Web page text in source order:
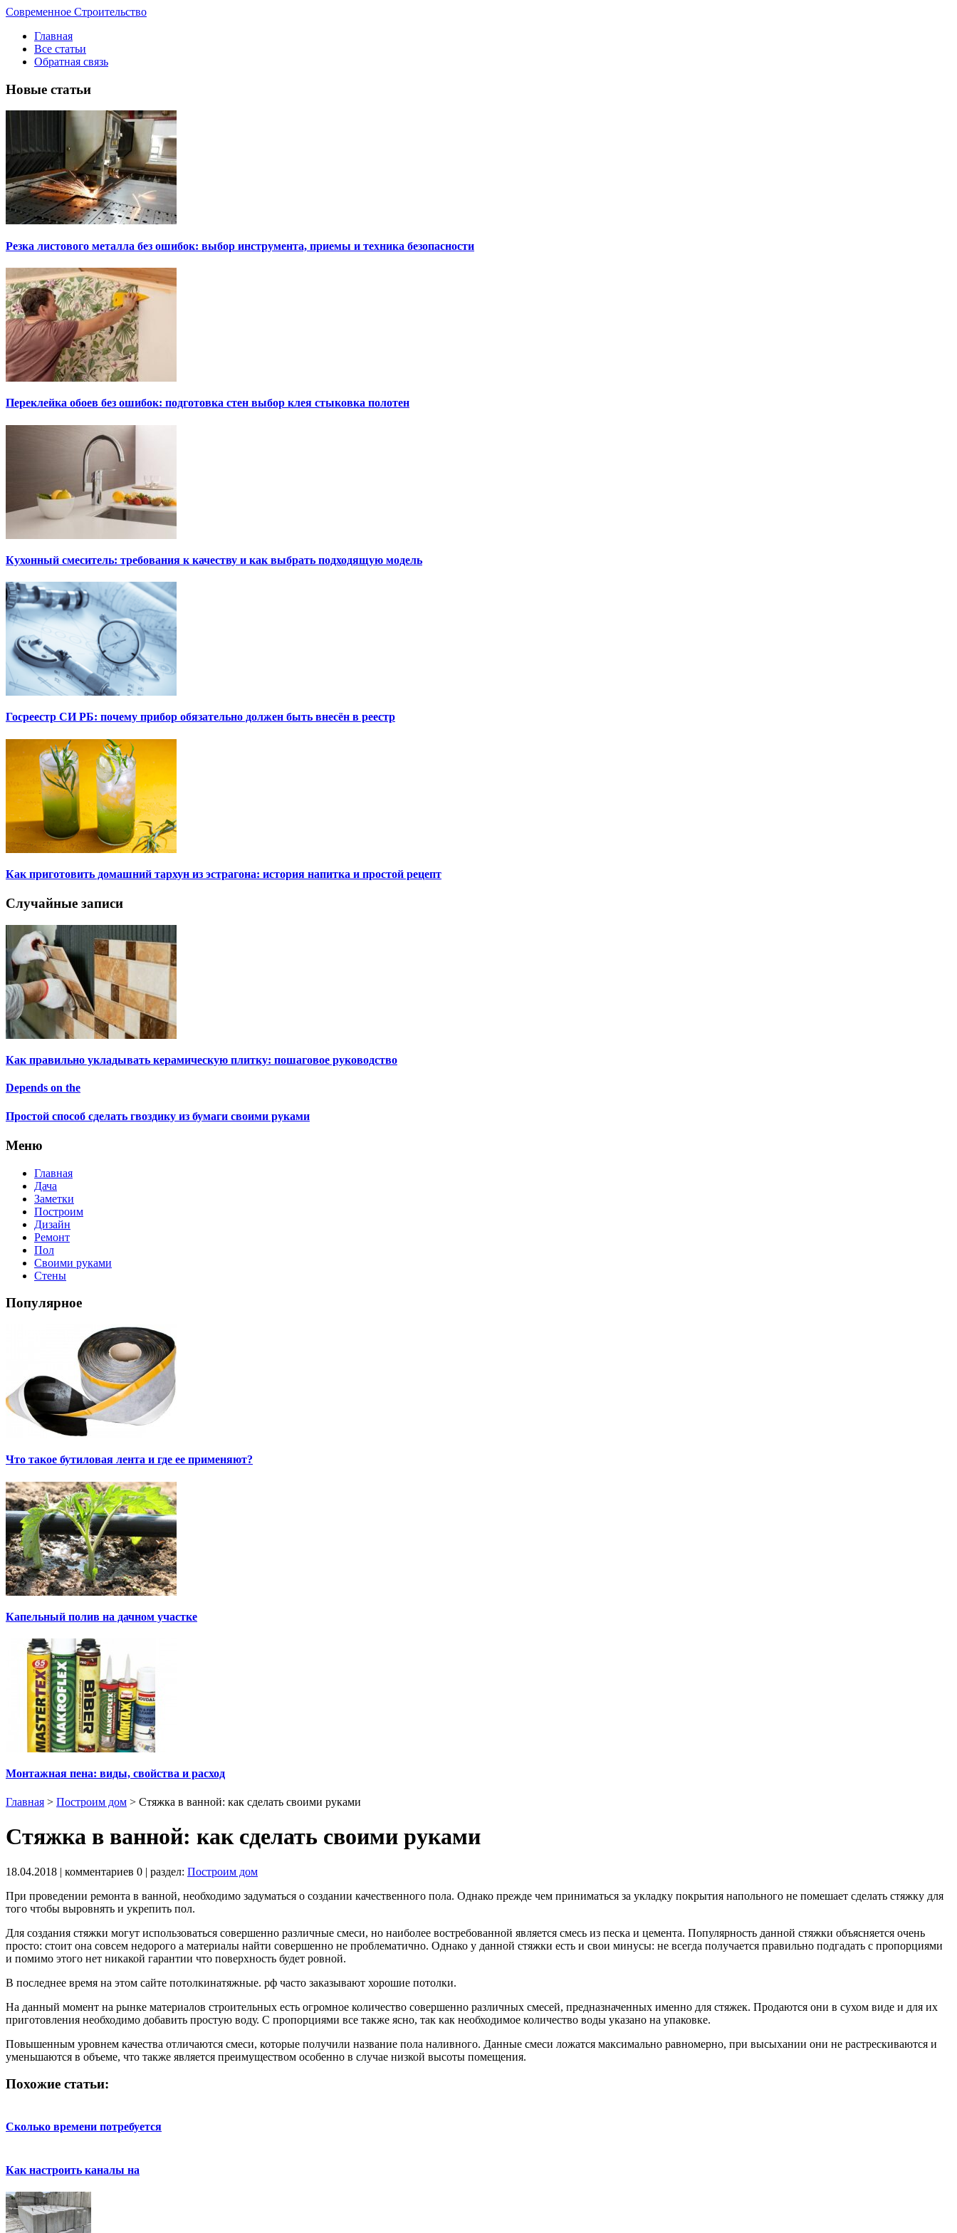
Современное Строительство
Главная
Все статьи
Обратная связь
Новые статьи
Резка листового металла без ошибок: выбор инструмента, приемы и техника безопасности
Переклейка обоев без ошибок: подготовка стен выбор клея стыковка полотен
Кухонный смеситель: требования к качеству и как выбрать подходящую модель
Госреестр СИ РБ: почему прибор обязательно должен быть внесён в реестр
Как приготовить домашний тархун из эстрагона: история напитка и простой рецепт
Случайные записи
Как правильно укладывать керамическую плитку: пошаговое руководство
Depends on the
Простой способ сделать гвоздику из бумаги своими руками
Меню
Главная
Дача
Заметки
Построим
Дизайн
Ремонт
Пол
Своими руками
Стены
Популярное
Что такое бутиловая лента и где ее применяют?
Капельный полив на дачном участке
Монтажная пена: виды, свойства и расход
Главная > Построим дом > Стяжка в ванной: как сделать своими руками
Стяжка в ванной: как сделать своими руками
18.04.2018 | комментариев 0 | раздел: Построим дом
При проведении ремонта в ванной, необходимо задуматься о создании качественного пола. Однако прежде чем приниматься за укладку покрытия напольного не помешает сделать стяжку для
того чтобы выровнять и укрепить пол.
Для создания стяжки могут использоваться совершенно различные смеси, но наиболее востребованной является смесь из песка и цемента. Популярность данной стяжки объясняется очень
просто: стоит она совсем недорого а материалы найти совершенно не проблематично. Однако у данной стяжки есть и свои минусы: не всегда получается правильно подгадать с пропорциями
и помимо этого нет никакой гарантии что поверхность будет ровной.
В последнее время на этом сайте потолкинатяжные. рф часто заказывают хорошие потолки.
На данный момент на рынке материалов строительных есть огромное количество совершенно различных смесей, предназначенных именно для стяжек. Продаются они в сухом виде и для их
приготовления необходимо добавить простую воду. С пропорциями все также ясно, так как необходимое количество воды указано на упаковке.
Повышенным уровнем качества отличаются смеси, которые получили название пола наливного. Данные смеси ложатся максимально равномерно, при высыхании они не растрескиваются и
уменьшаются в объеме, что также является преимуществом особенно в случае низкой высоты помещения.
Похожие статьи:
Сколько времени потребуется
Как настроить каналы на